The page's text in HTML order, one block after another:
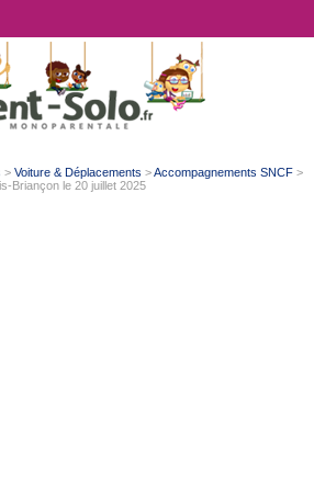
> Voiture & Déplacements >Accompagnements SNCF>
Briançon le 20 juillet 2025